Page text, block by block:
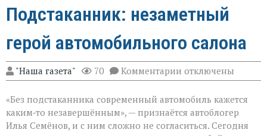
Подстаканник: незаметный
герой автомобильного салона
"Наша газета" 70 Комментарии к
записи
незаметный
герой
автомобильного
салона
отключены
«Без подстаканника современный автомобиль кажется
каким‑то незавершённым», — признаётся автоблогер
Илья Семёнов, и с ним сложно не согласиться. Сегодня